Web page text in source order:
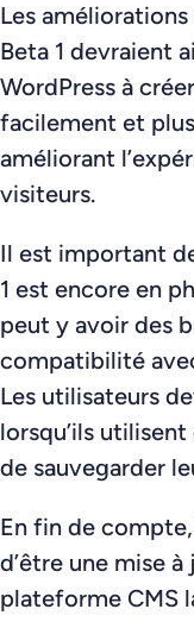
Les
Beta 1 devraient
WordPress à
facilement et
améliorant
visiteurs.
Il est important
1 est encore en
peut y avoir des
compatibilité
Les utilisateurs
lorsqu’ils
de sauvegarder
En fin de
d’être une mise
plateforme CMS